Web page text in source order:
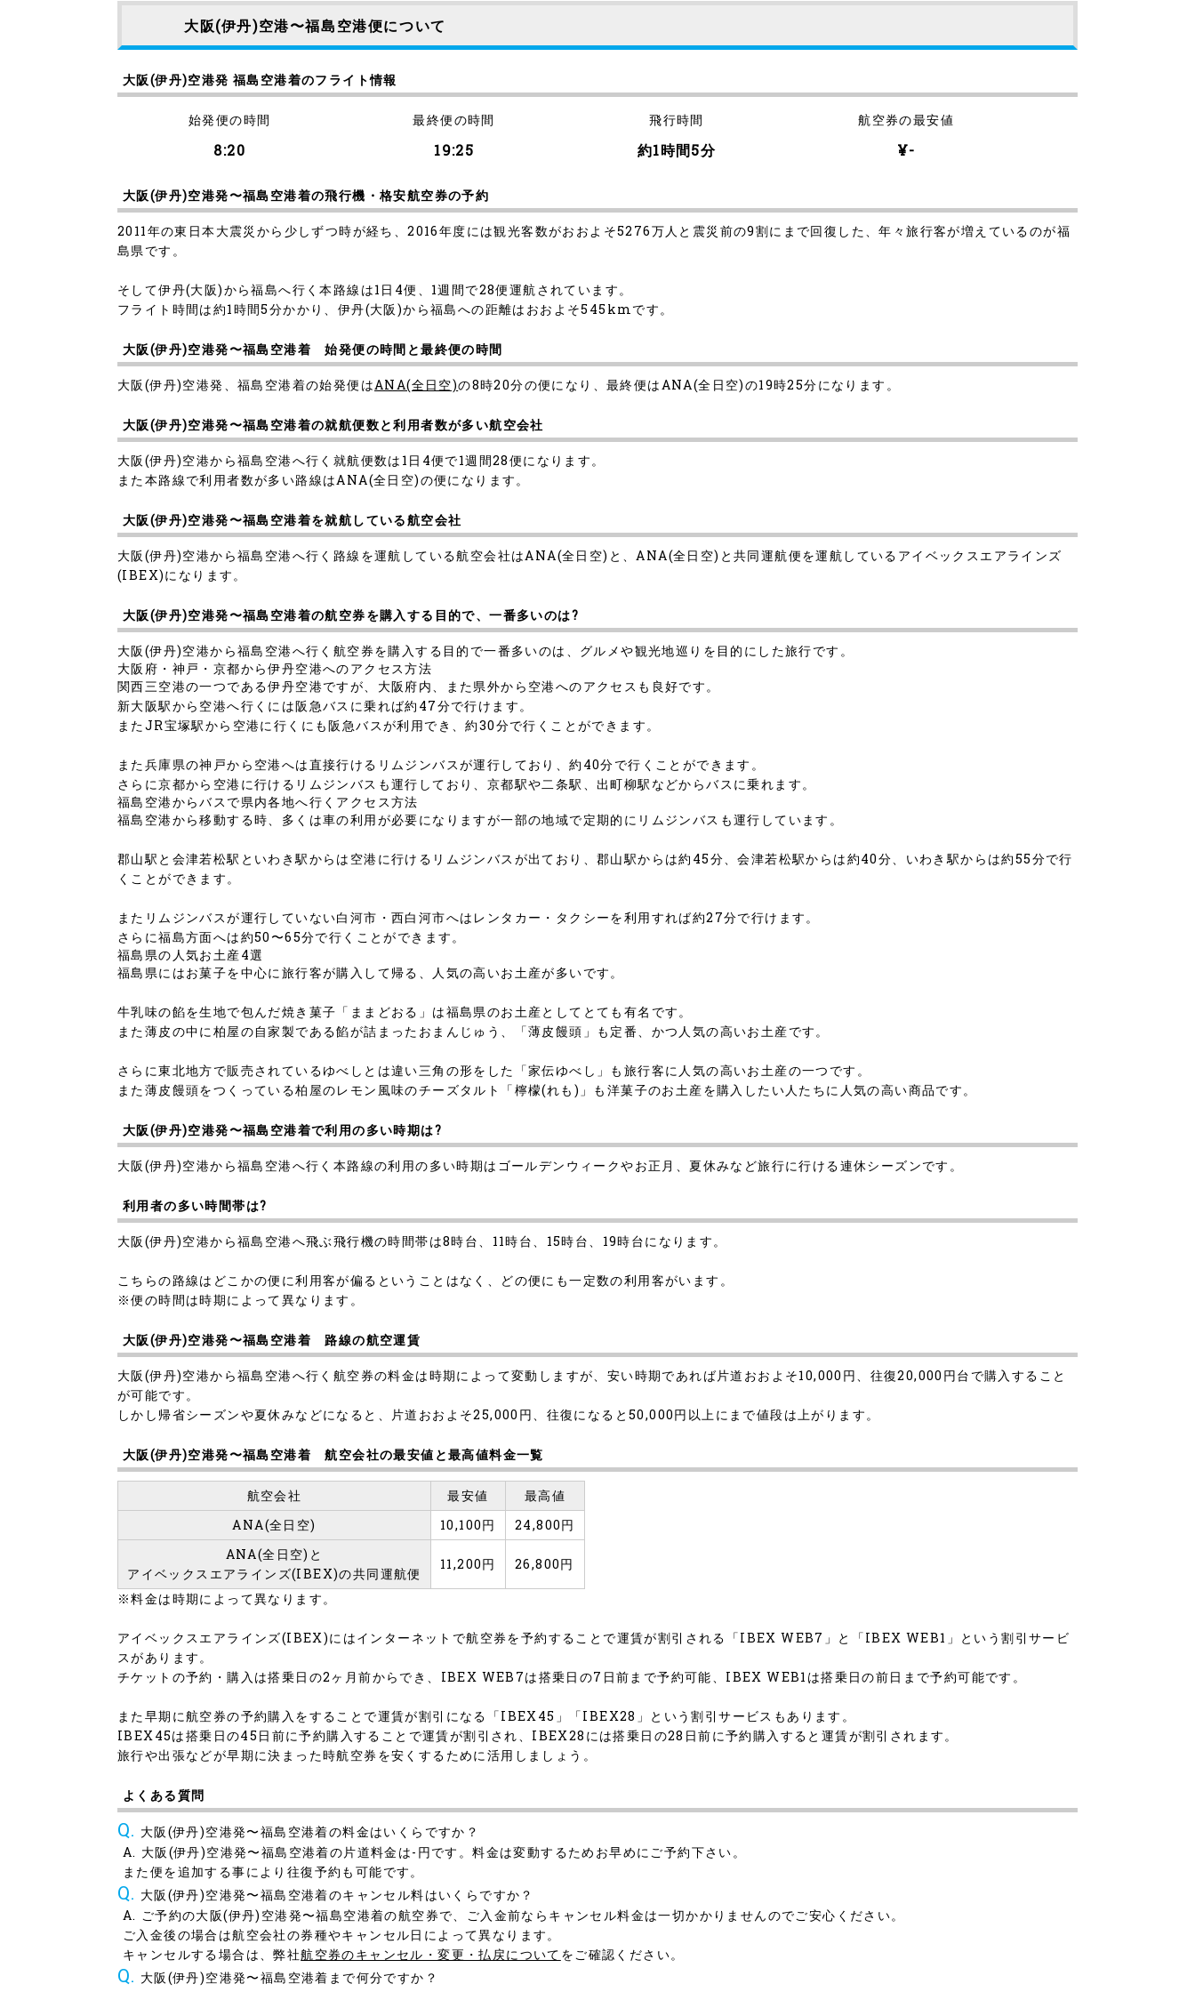
大阪(伊丹)空港〜福島空港便について
大阪(伊丹)空港発 福島空港着のフライト情報
始発便の時間
8:20
最終便の時間
19:25
飛行時間
約1時間5分
航空券の最安値
¥-
大阪(伊丹)空港発〜福島空港着の飛行機・格安航空券の予約
2011年の東日本大震災から少しずつ時が経ち、2016年度には観光客数がおおよそ5276万人と震災前の9割にまで回復した、年々旅行客が増えているのが福
島県です。
そして伊丹(大阪)から福島へ行く本路線は1日4便、1週間で28便運航されています。
フライト時間は約1時間5分かかり、伊丹(大阪)から福島への距離はおおよそ545kmです。
大阪(伊丹)空港発〜福島空港着 始発便の時間と最終便の時間
大阪(伊丹)空港発、福島空港着の始発便はANA(全日空)の8時20分の便になり、最終便はANA(全日空)の19時25分になります。
大阪(伊丹)空港発〜福島空港着の就航便数と利用者数が多い航空会社
大阪(伊丹)空港から福島空港へ行く就航便数は1日4便で1週間28便になります。
また本路線で利用者数が多い路線はANA(全日空)の便になります。
大阪(伊丹)空港発〜福島空港着を就航している航空会社
大阪(伊丹)空港から福島空港へ行く路線を運航している航空会社はANA(全日空)と、ANA(全日空)と共同運航便を運航しているアイベックスエアラインズ
(IBEX)になります。
大阪(伊丹)空港発〜福島空港着の航空券を購入する目的で、一番多いのは?
大阪(伊丹)空港から福島空港へ行く航空券を購入する目的で一番多いのは、グルメや観光地巡りを目的にした旅行です。
大阪府・神戸・京都から伊丹空港へのアクセス方法
関西三空港の一つである伊丹空港ですが、大阪府内、また県外から空港へのアクセスも良好です。
新大阪駅から空港へ行くには阪急バスに乗れば約47分で行けます。
またJR宝塚駅から空港に行くにも阪急バスが利用でき、約30分で行くことができます。
また兵庫県の神戸から空港へは直接行けるリムジンバスが運行しており、約40分で行くことができます。
さらに京都から空港に行けるリムジンバスも運行しており、京都駅や二条駅、出町柳駅などからバスに乗れます。
福島空港からバスで県内各地へ行くアクセス方法
福島空港から移動する時、多くは車の利用が必要になりますが一部の地域で定期的にリムジンバスも運行しています。
郡山駅と会津若松駅といわき駅からは空港に行けるリムジンバスが出ており、郡山駅からは約45分、会津若松駅からは約40分、いわき駅からは約55分で行
くことができます。
またリムジンバスが運行していない白河市・西白河市へはレンタカー・タクシーを利用すれば約27分で行けます。
さらに福島方面へは約50〜65分で行くことができます。
福島県の人気お土産4選
福島県にはお菓子を中心に旅行客が購入して帰る、人気の高いお土産が多いです。
牛乳味の餡を生地で包んだ焼き菓子「ままどおる」は福島県のお土産としてとても有名です。
また薄皮の中に柏屋の自家製である餡が詰まったおまんじゅう、「薄皮饅頭」も定番、かつ人気の高いお土産です。
さらに東北地方で販売されているゆべしとは違い三角の形をした「家伝ゆべし」も旅行客に人気の高いお土産の一つです。
また薄皮饅頭をつくっている柏屋のレモン風味のチーズタルト「檸檬(れも)」も洋菓子のお土産を購入したい人たちに人気の高い商品です。
大阪(伊丹)空港発〜福島空港着で利用の多い時期は?
大阪(伊丹)空港から福島空港へ行く本路線の利用の多い時期はゴールデンウィークやお正月、夏休みなど旅行に行ける連休シーズンです。
利用者の多い時間帯は?
大阪(伊丹)空港から福島空港へ飛ぶ飛行機の時間帯は8時台、11時台、15時台、19時台になります。
こちらの路線はどこかの便に利用客が偏るということはなく、どの便にも一定数の利用客がいます。
※便の時間は時期によって異なります。
大阪(伊丹)空港発〜福島空港着 路線の航空運賃
大阪(伊丹)空港から福島空港へ行く航空券の料金は時期によって変動しますが、安い時期であれば片道おおよそ10,000円、往復20,000円台で購入すること
が可能です。
しかし帰省シーズンや夏休みなどになると、片道おおよそ25,000円、往復になると50,000円以上にまで値段は上がります。
大阪(伊丹)空港発〜福島空港着 航空会社の最安値と最高値料金一覧
航空会社 最安値
最高値
ANA(全日空)
10,100円
24,800円
ANA(全日空)と
アイベックスエアラインズ(IBEX)の共同運航便
11,200円 26,800円
※料金は時期によって異なります。
アイベックスエアラインズ(IBEX)にはインターネットで航空券を予約することで運賃が割引される「IBEX WEB7」と「IBEX WEB1」という割引サービ
スがあります。
チケットの予約・購入は搭乗日の2ヶ月前からでき、IBEX WEB7は搭乗日の7日前まで予約可能、IBEX WEB1は搭乗日の前日まで予約可能です。
また早期に航空券の予約購入をすることで運賃が割引になる「IBEX45」「IBEX28」という割引サービスもあります。
IBEX45は搭乗日の45日前に予約購入することで運賃が割引され、IBEX28には搭乗日の28日前に予約購入すると運賃が割引されます。
旅行や出張などが早期に決まった時航空券を安くするために活用しましょう。
よくある質問
大阪(伊丹)空港発〜福島空港着の料金はいくらですか？
大阪(伊丹)空港発〜福島空港着の片道料金は-円です。料金は変動するためお早めにご予約下さい。
また便を追加する事により往復予約も可能です。
大阪(伊丹)空港発〜福島空港着のキャンセル料はいくらですか？
ご予約の大阪(伊丹)空港発〜福島空港着の航空券で、ご入金前ならキャンセル料金は一切かかりませんのでご安心ください。
ご入金後の場合は航空会社の券種やキャンセル日によって異なります。
キャンセルする場合は、弊社航空券のキャンセル・変更・払戻について をご確認ください。
大阪(伊丹)空港発〜福島空港着まで何分ですか？